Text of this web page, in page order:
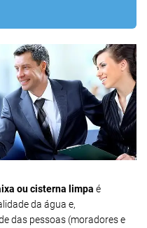
ou cisterna limpa é
da água e,
das pessoas (moradores e